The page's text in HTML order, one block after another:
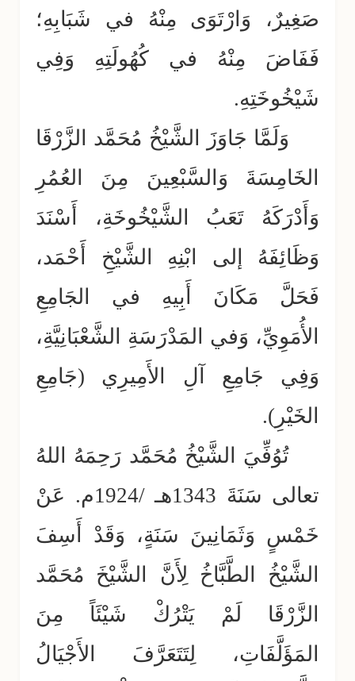
صَغِيرٌ، وَارْتَوَى مِنْهُ في شَبَابِهِ؛
فَفَاضَ مِنْهُ في كُهُولَتِهِ وَفِي
شَيْخُوخَتِهِ.
وَلَمَّا جَاوَزَ الشَّيْخُ مُحَمَّد الزَّرْقَا
الخَامِسَةَ وَالسَّبْعِينَ مِنَ العُمُرِ
وَأَدْرَكَهُ تَعَبُ الشَّيْخُوخَةِ، أَسْنَدَ
وَظَائِفَهُ إلى ابْنِهِ الشَّيْخِ أَحْمَد،
فَحَلَّ مَكَانَ أَبِيهِ في الجَامِعِ
الأُمَوِيِّ، وَفي المَدْرَسَةِ الشَّعْبَانِيَّةِ،
وَفِي جَامِعِ آلِ الأَمِيرِي (جَامِعِ
الخَيْرِ).
تُوُفِّيَ الشَّيْخُ مُحَمَّد رَحِمَهُ اللهُ
تعالى سَنَةَ 1343هـ /1924م. عَنْ
خَمْسٍ وَثَمَانِينَ سَنَةٍ، وَقَدْ أَسِفَ
الشَّيْخُ الطَّبَّاخُ لِأَنَّ الشَّيْخَ مُحَمَّد
الزَّرْقَا لَمْ يَتْرُكْ شَيْئَاً مِنَ
المَؤَلَّفَاتِ، لِتَتَعَرَّفَ الأَجْيَالُ